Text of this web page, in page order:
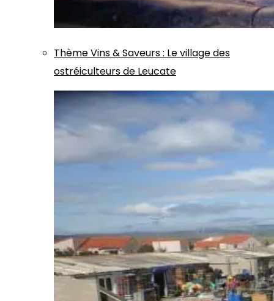
ThèmeVins & Saveurs: Le village des
ostréiculteurs de Leucate